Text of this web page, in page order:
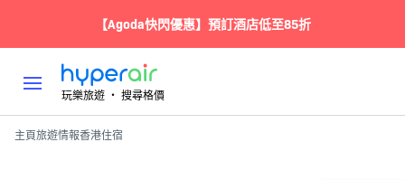
【Agoda快閃優惠】預訂酒店低至85折
玩樂旅遊 ‧ 搜尋格價
主頁旅遊情報香港住宿